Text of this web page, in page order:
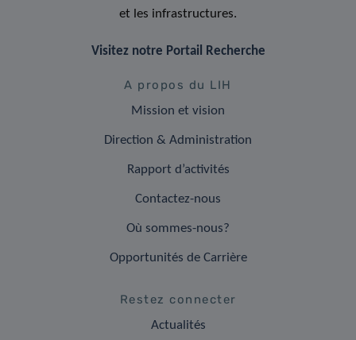
et les infrastructures.
Visitez notre Portail Recherche
A propos du LIH
Mission et vision
Direction & Administration
Rapport d’activités
Contactez-nous
Où sommes-nous?
Opportunités de Carrière
Restez connecter
Actualités